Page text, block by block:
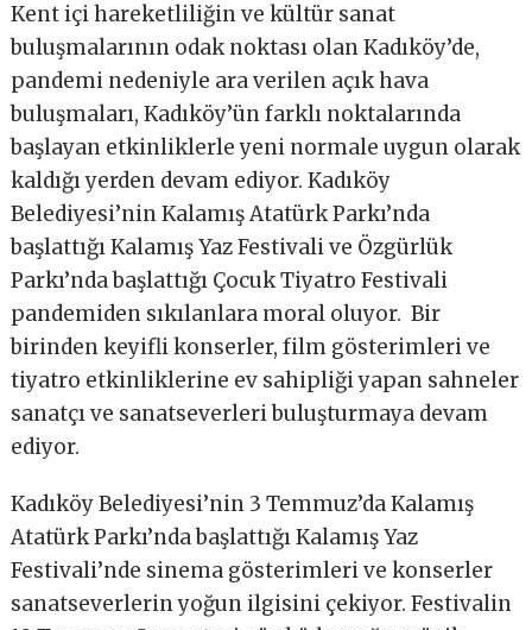
Kent içi hareketliliğin ve kültür sanat
buluşmalarının odak noktası olan Kadıköy’de,
pandemi nedeniyle ara verilen açık hava
buluşmaları, Kadıköy’ün farklı noktalarında
başlayan etkinliklerle yeni normale uygun olarak
kaldığı yerden devam ediyor. Kadıköy
Belediyesi’nin Kalamış Atatürk Parkı’nda
başlattığı Kalamış Yaz Festivali ve Özgürlük
Parkı’nda başlattığı Çocuk Tiyatro Festivali
pandemiden sıkılanlara moral oluyor. Bir
birinden keyifli konserler, film gösterimleri ve
tiyatro etkinliklerine ev sahipliği yapan sahneler
sanatçı ve sanatseverleri buluşturmaya devam
ediyor.
Kadıköy Belediyesi’nin 3 Temmuz’da Kalamış
Atatürk Parkı’nda başlattığı Kalamış Yaz
Festivali’nde sinema gösterimleri ve konserler
sanatseverlerin yoğun ilgisini çekiyor. Festivalin